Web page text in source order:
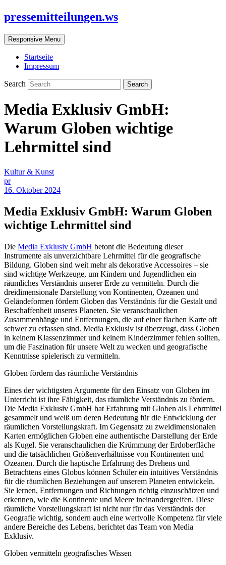
pressemitteilungen.ws
Responsive Menu
Startseite
Impressum
Search
Media Exklusiv GmbH:
Warum Globen wichtige
Lehrmittel sind
Kultur & Kunst
pr
16. Oktober 2024
Media Exklusiv GmbH: Warum Globen
wichtige Lehrmittel sind
Die Media Exklusiv GmbH betont die Bedeutung dieser
Instrumente als unverzichtbare Lehrmittel für die geografische
Bildung. Globen sind weit mehr als dekorative Accessoires – sie
sind wichtige Werkzeuge, um Kindern und Jugendlichen ein
räumliches Verständnis unserer Erde zu vermitteln. Durch die
dreidimensionale Darstellung von Kontinenten, Ozeanen und
Geländeformen fördern Globen das Verständnis für die Gestalt und
Beschaffenheit unseres Planeten. Sie veranschaulichen
Zusammenhänge und Entfernungen, die auf einer flachen Karte oft
schwer zu erfassen sind. Media Exklusiv ist überzeugt, dass Globen
in keinem Klassenzimmer und keinem Kinderzimmer fehlen sollten,
um die Faszination für unsere Welt zu wecken und geografische
Kenntnisse spielerisch zu vermitteln.
Globen fördern das räumliche Verständnis
Eines der wichtigsten Argumente für den Einsatz von Globen im
Unterricht ist ihre Fähigkeit, das räumliche Verständnis zu fördern.
Die Media Exklusiv GmbH hat Erfahrung mit Globen als Lehrmittel
gesammelt und weiß um deren Bedeutung für die Entwicklung der
räumlichen Vorstellungskraft. Im Gegensatz zu zweidimensionalen
Karten ermöglichen Globen eine authentische Darstellung der Erde
als Kugel. Sie veranschaulichen die Krümmung der Erdoberfläche
und die tatsächlichen Größenverhältnisse von Kontinenten und
Ozeanen. Durch die haptische Erfahrung des Drehens und
Betrachtens eines Globus können Schüler ein intuitives Verständnis
für die räumlichen Beziehungen auf unserem Planeten entwickeln.
Sie lernen, Entfernungen und Richtungen richtig einzuschätzen und
erkennen, wie die Kontinente und Meere ineinandergreifen. Diese
räumliche Vorstellungskraft ist nicht nur für das Verständnis der
Geografie wichtig, sondern auch eine wertvolle Kompetenz für viele
andere Bereiche des Lebens, berichtet das Team von Media
Exklusiv.
Globen vermitteln geografisches Wissen